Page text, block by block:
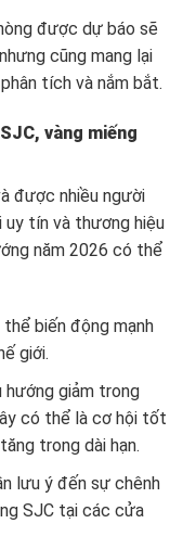
được dự báo sẽ
cũng mang lại
tích và nắm bắt.
vàng miếng
được nhiều người
uy tín và thương hiệu
năm 2026 có thể
biến động mạnh
giới.
hướng giảm trong
có thể là cơ hội tốt
trong dài hạn.
lưu ý đến sự chênh
SJC tại các cửa